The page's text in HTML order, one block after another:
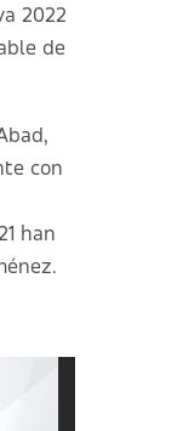
2022
de
con
han